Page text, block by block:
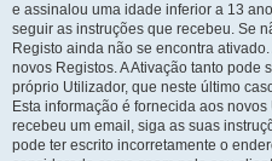
e assinalou uma idade inferior a 13
seguir as instruções que recebeu. Se
Registo ainda não se encontra
novos Registos. A Ativação tanto pode
próprio Utilizador, que neste último
Esta informação é fornecida aos
recebeu um email, siga as suas
pode ter escrito incorretamente o